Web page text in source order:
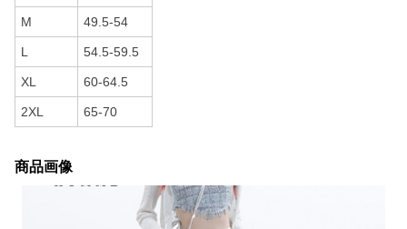
M 49.5-54
L 54.5-59.5
XL 60-64.5
2XL 65-70
商品画像